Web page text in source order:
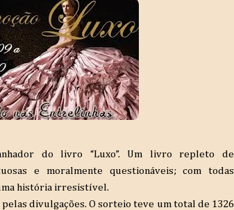
do livro “Luxo”. Um livro repleto de
e moralmente questionáveis; com todas
história irresistível.
divulgações. O sorteio teve um total de 1326